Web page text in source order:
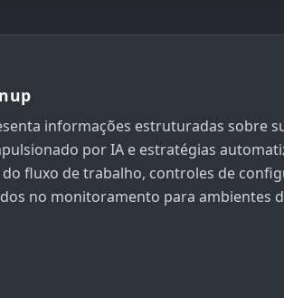
informações estruturadas sobre
por IA e estratégias
fluxo de trabalho, controles de
no monitoramento para ambientes